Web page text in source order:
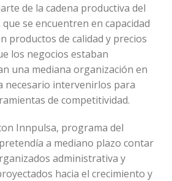
de la cadena productiva del
se encuentren en capacidad
productos de calidad y precios
los negocios estaban
una mediana organización en
necesario intervenirlos para
de competitividad.
Innpulsa, programa del
a mediano plazo contar
administrativa y
hacia el crecimiento y